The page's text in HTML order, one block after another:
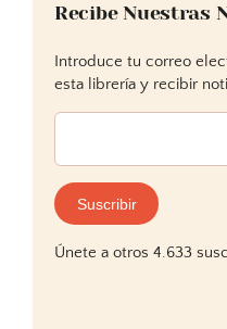
Recibe Nuestras
Introduce tu correo
esta librería y recibir
Dirección
correo
electrónico:
Suscribir
Únete a otros 4.633